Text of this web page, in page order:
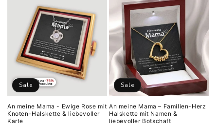
Sale
An meine Mama - Ewige Rose mit
Knoten-Halskette & liebevoller
Karte
Sale
An meine Mama – Familien-Herz
Halskette mit Namen &
liebevoller Botschaft